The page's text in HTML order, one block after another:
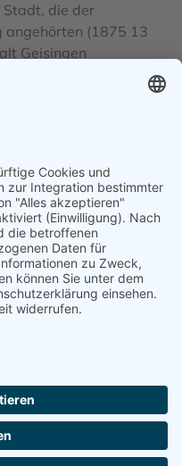
Stadt, die der
angehörten (1875 13
Geisingen
Patienten.
in der Heil- und
Weiher. u. a. 2015
e. V.: Die
Villinger nach Gurs
Impressum